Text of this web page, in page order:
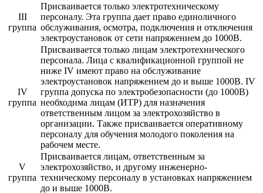
III
группа
Присваивается только электротехническому
персоналу. Эта группа дает право единоличного
обслуживания, осмотра, подключения и отключения
электроустановок от сети напряжением до 1000В.
IV
группа
Присваивается только лицам электротехнического
персонала. Лица с квалификационной группой не
ниже IV имеют право на обслуживание
электроустановок напряжением до и выше 1000В. IV
группа допуска по электробезопасности (до 1000В)
необходима лицам (ИТР) для назначения
ответственным лицом за электрохозяйство в
организации. Также присваивается оперативному
персоналу для обучения молодого поколения на
рабочем месте.
V
группа
Присваивается лицам, ответственным за
электрохозяйство, и другому инженерно-
техническому персоналу в установках напряжением
до и выше 1000В.